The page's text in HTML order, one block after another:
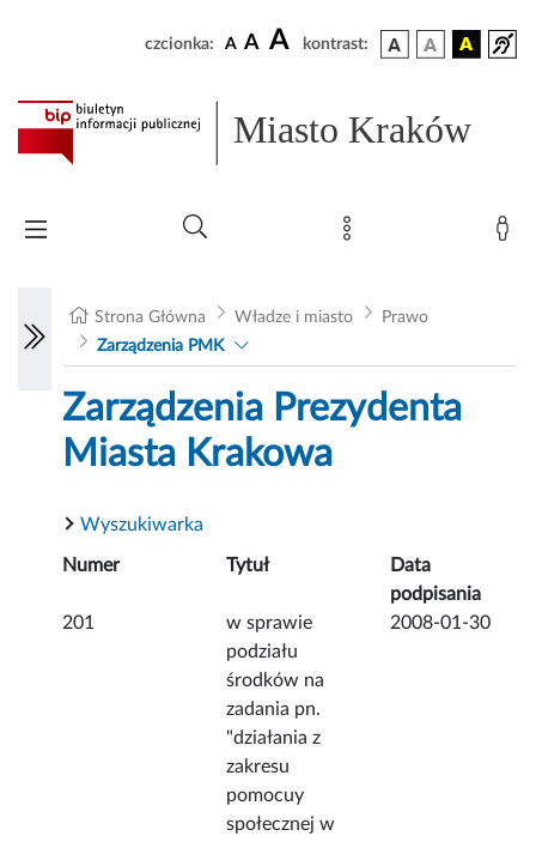
czcionka: A A A kontrast:
Miasto Kraków
Strona Główna Władze i miasto
Prawo
Zarządzenia PMK
Zarządzenia Prezydenta
Miasta Krakowa
Wyszukiwarka
Numer Tytuł
Data
podpisania
201
w sprawie
podziału
środków na
zadania pn.
"działania z
zakresu
pomocuy
społecznej w
2008-01-30